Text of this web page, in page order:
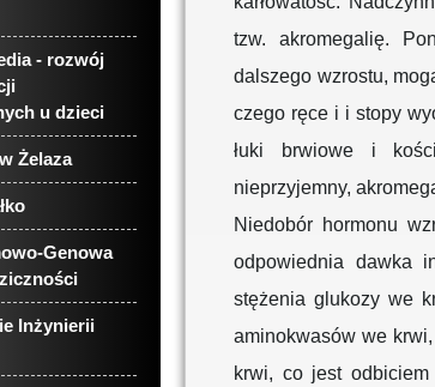
- rozwój
u dzieci
Żelaza
Genowa
Inżynierii
tzw. akromegalię.
dalszego wzrostu,
czego ręce i i stopy
łuki brwiowe i
nieprzyjemny,
Niedobór hormonu
odpowiednia dawka
stężenia glukozy we
aminokwasów we
krwi, co jest odbiciem